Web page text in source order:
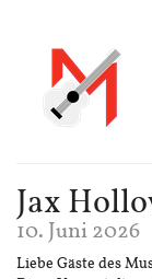
Jax
10. Juni 2026
Liebe Gäste des